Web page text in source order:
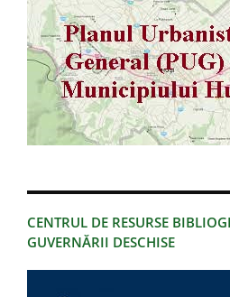
CENTRUL DE RESURSE
GUVERNĂRII DESCHISE